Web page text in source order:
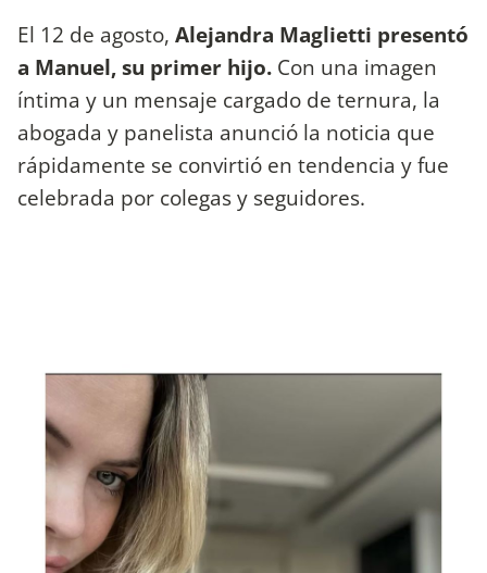
El 12 de agosto, Alejandra Maglietti presentó
a Manuel, su primer hijo. Con una imagen
íntima y un mensaje cargado de ternura, la
abogada y panelista anunció la noticia que
rápidamente se convirtió en tendencia y fue
celebrada por colegas y seguidores.